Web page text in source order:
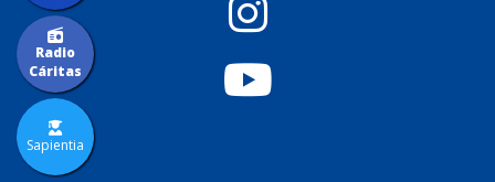
Sapientia
Radio
Cáritas